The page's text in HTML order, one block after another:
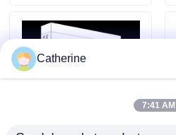
引金 を 求め て ください
オフィス 2024 キー 購入
Catherine
7:41 AM